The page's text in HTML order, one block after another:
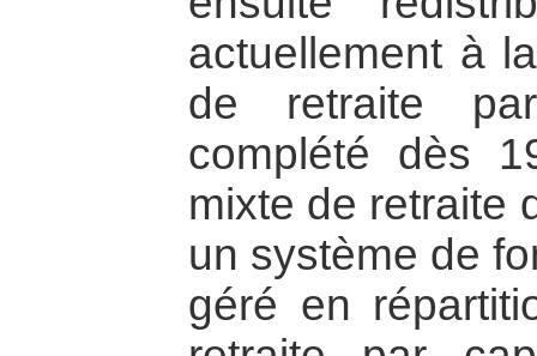
actuellement à
de retraite
complété dès
mixte de retraite
un système de
géré en